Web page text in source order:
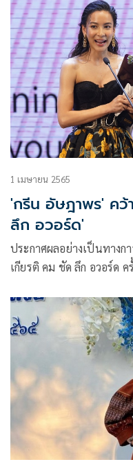
ความสุข
1 เมษายน 2565
'กรีน อัษฎาพร' คว้
ลึก อวอร์ด'
ประกาศผลอย่างเป็นทางก
เกียรติ คม ชัด ลึก อวอร์ด
หน้าและเบื้องหลัง